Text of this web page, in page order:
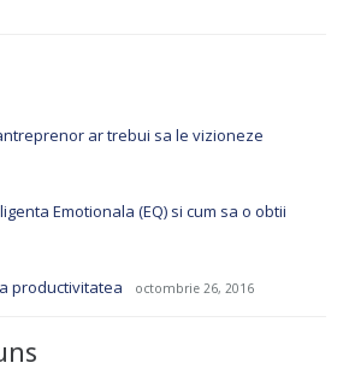
ar trebui sa le vizioneze
Emotionala (EQ) si cum sa o obtii
productivitatea octombrie 26, 2016